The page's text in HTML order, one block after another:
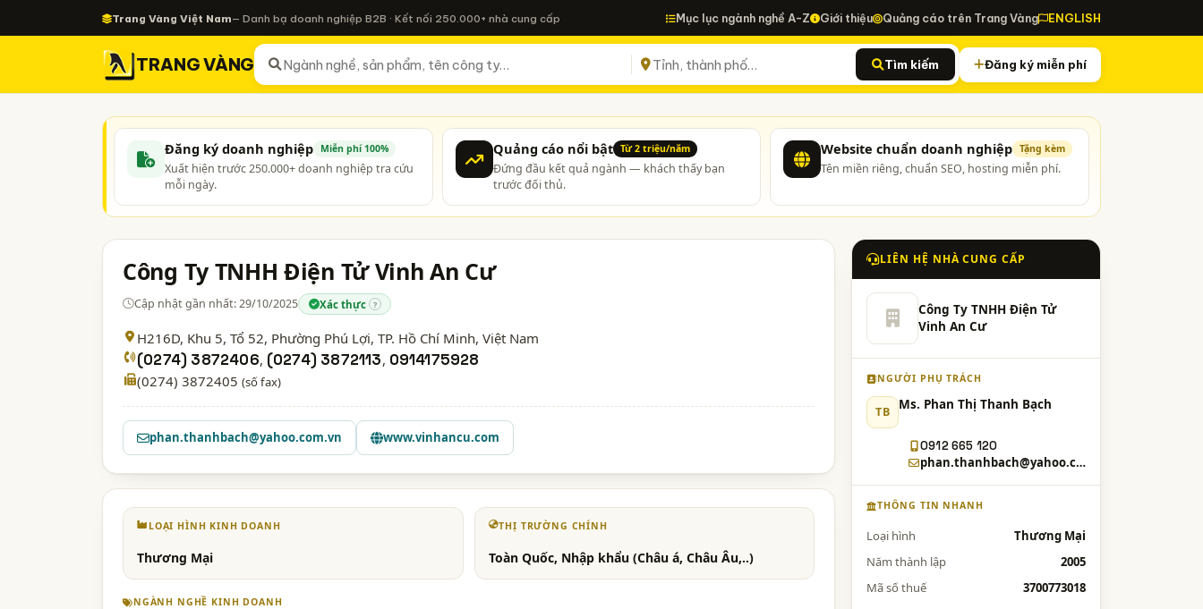
Trang Vàng Việt Nam— Danh bạ doanh nghiệp B2B · Kết nối 250.000+ nhà cung cấp Mục lục ngành nghề A-Z Giới thiệu Quảng cáo trên Trang Vàng ENGLISH
TRANG VÀNG Tìm kiếm Đăng ký miễn phí
Đăng ký doanh nghiệp Miễn phí 100%
Xuất hiện trước 250.000+ doanh nghiệp tra cứu
mỗi ngày.
Quảng cáo nổi bật Từ 2 triệu/năm
Đứng đầu kết quả ngành — khách thấy bạn
trước đối thủ.
Website chuẩn doanh nghiệp Tặng kèm
Tên miền riêng, chuẩn SEO, hosting miễn phí.
Công Ty TNHH Điện Tử Vinh An Cư
Cập nhật gần nhất: 29/10/2025 Xác thực ?
H216D, Khu 5, Tổ 52, Phường Phú Lợi, TP. Hồ Chí Minh, Việt Nam
(0274) 3872406, (0274) 3872113, 0914175928
(0274) 3872405 (số fax)
phan.thanhbach@yahoo.com.vn www.vinhancu.com
LOẠI HÌNH KINH DOANH
Thương Mại
THỊ TRƯỜNG CHÍNH
Toàn Quốc, Nhập khẩu (Châu á, Châu Âu,..)
NGÀNH NGHỀ KINH DOANH
LIÊN HỆ NHÀ CUNG CẤP
Công Ty TNHH Điện Tử
Vinh An Cư
NGƯỜI PHỤ TRÁCH
TB Ms. Phan Thị Thanh Bạch
0912 665 120
phan.thanhbach@yahoo.com.vn
THÔNG TIN NHANH
Loại hình
Thương Mại
Năm thành lập
2005
Mã số thuế
3700773018